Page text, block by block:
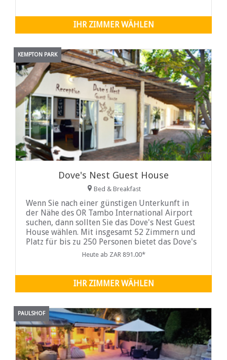
eigenen Eingang mit Blick auf den Garten.
IHR ZIMMER WÄHLEN
KEMPTON PARK
Dove's Nest Guest House
Bed & Breakfast
Wenn Sie nach einer günstigen Unterkunft in
der Nähe des OR Tambo International Airport
suchen, dann sollten Sie das Dove's Nest Guest
House wählen. Mit insgesamt 52 Zimmern und
Platz für bis zu 250 Personen bietet das Dove's
Heute ab ZAR 891.00*
IHR ZIMMER WÄHLEN
PAULSHOF